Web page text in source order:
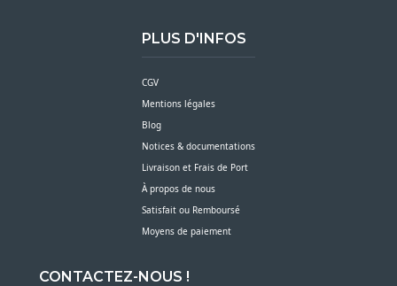
PLUS D'INFOS
CGV
Mentions légales
Blog
Notices & documentations
Livraison et Frais de Port
À propos de nous
Satisfait ou Remboursé
Moyens de paiement
CONTACTEZ-NOUS !